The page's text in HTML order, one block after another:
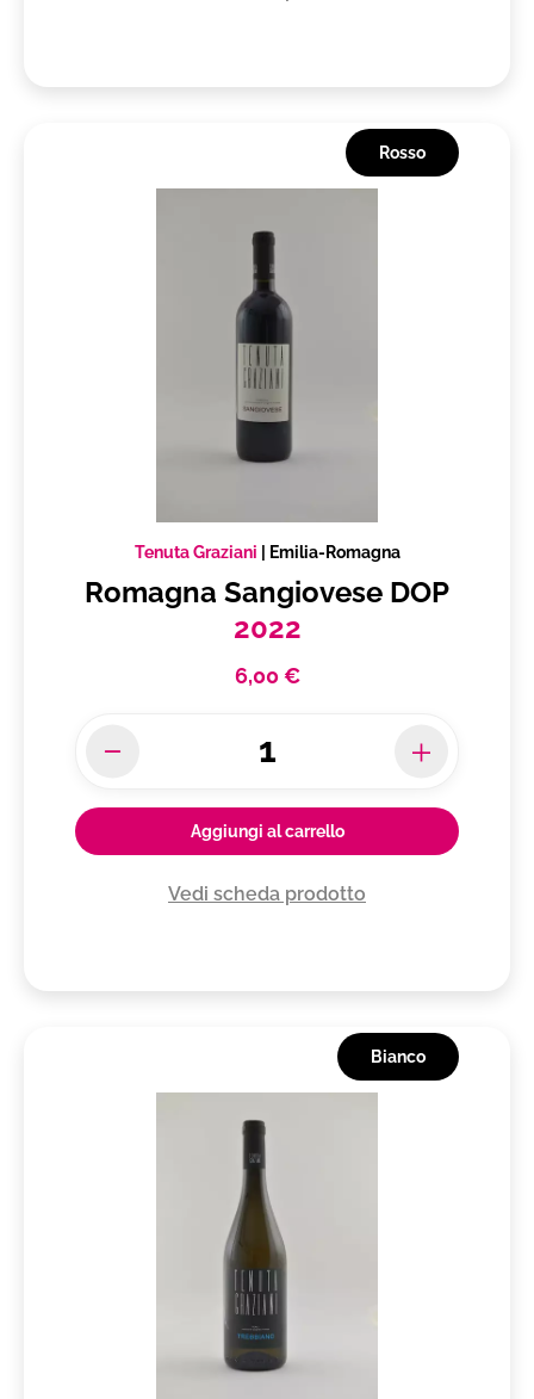
Rosso
Tenuta Graziani Emilia-Romagna
Romagna Sangiovese DOP
2022
6,00 €
Aggiungi al carrello
Vedi scheda prodotto
Bianco